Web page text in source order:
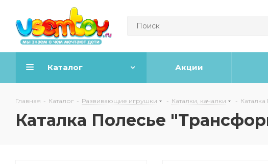
Каталог Акции
Главная - Каталог - Развивающие игрушки - Каталки, качалки -
Каталка Полесье